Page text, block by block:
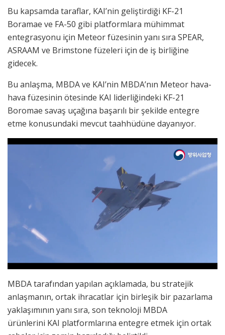
Bu kapsamda taraflar, KAI’nin geliştirdiği KF-21
Boramae ve FA-50 gibi platformlara mühimmat
entegrasyonu için Meteor füzesinin yanı sıra SPEAR,
ASRAAM ve Brimstone füzeleri için de iş birliğine
gidecek.
Bu anlaşma, MBDA ve KAI’nin MBDA’nın Meteor hava-
hava füzesinin ötesinde KAI liderliğindeki KF-21
Boromae savaş uçağına başarılı bir şekilde entegre
etme konusundaki mevcut taahhüdüne dayanıyor.
MBDA tarafından yapılan açıklamada, bu stratejik
anlaşmanın, ortak ihracatlar için birleşik bir pazarlama
yaklaşımının yanı sıra, son teknoloji MBDA
ürünlerini KAI platformlarına entegre etmek için ortak